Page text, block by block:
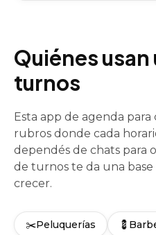
Quiénes usan
turnos
Esta app de agenda
rubros donde cada
dependés de chats para
de turnos te da una
crecer.
✂️Peluquerías 💈